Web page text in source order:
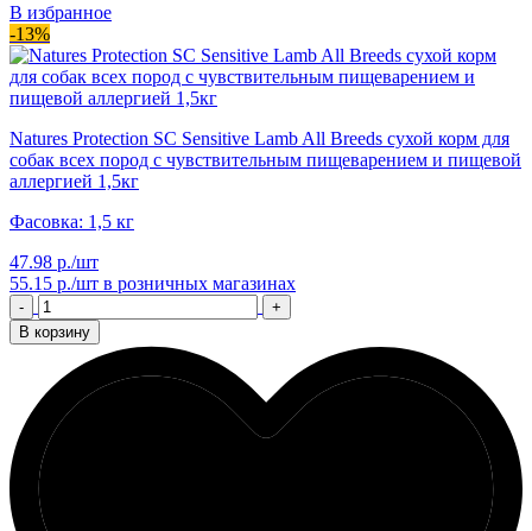
В избранное
-13%
Natures Protection SC Sensitive Lamb All Breeds сухой корм для
собак всех пород с чувствительным пищеварением и пищевой
аллергией 1,5кг
Фасовка: 1,5 кг
47.98 р./шт
55.15 р./шт в розничных магазинах
-
+
В корзину